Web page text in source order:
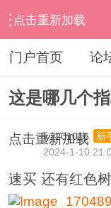
点击重新加载
› 通达信指标公式 ›
门户首页 论
这是哪几个
点击重新加载
lyz201016
新
2024-1-10
速买 还有红色